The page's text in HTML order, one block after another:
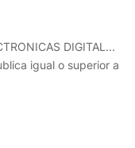
DIGITAL...
igual o superior a